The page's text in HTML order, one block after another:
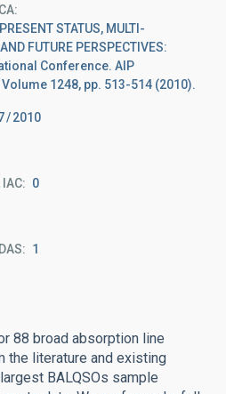
STATUS, MULTI-
FUTURE PERSPECTIVES:
Conference. AIP
1248, pp. 513-514 (2010).
2010
IAC 0
1
88 broad absorption line
the literature and existing
BALQSOs sample